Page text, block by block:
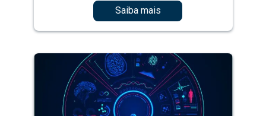
Saiba mais